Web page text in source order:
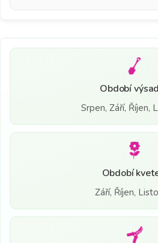
Období
Srpen, Září, Říjen,
Období
Září, Říjen,